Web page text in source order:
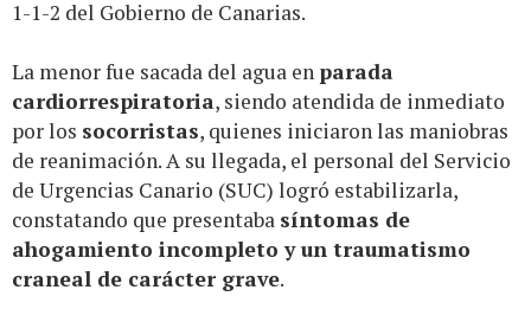
1-1-2 del Gobierno de Canarias.
La menor fue sacada del agua en parada
cardiorrespiratoria, siendo atendida de inmediato
por los socorristas, quienes iniciaron las maniobras
de reanimación. A su llegada, el personal del Servicio
de Urgencias Canario (SUC) logró estabilizarla,
constatando que presentaba síntomas de
ahogamiento incompleto y un traumatismo
craneal de carácter grave.